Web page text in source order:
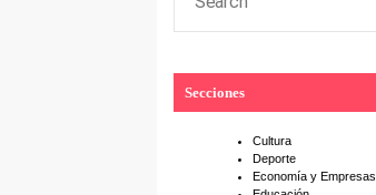
Secciones
Cultura
Deporte
Economía y Empresas